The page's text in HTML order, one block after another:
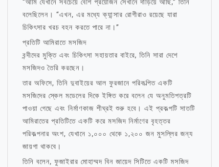
“আমি যেখানে সবচেয়ে বেশি প্রয়োজন সেখানে দাঁড়িয়ে আছি,” তিনি
বলেছিলেন। “এখন, এর মধ্যে ক্যান্সার রোগীরাও রয়েছে যারা
চিকিৎসার খরচ বহন করতে পারে না।”
প্রতিটি আমিরাতে মসজিদ
বন্দীদের মুক্তি এবং চিকিৎসা সহায়তার বাইরে, তিনি সারা দেশে
মসজিদও তৈরি করছেন।
তার অফিসে, তিনি দুবাইয়ের আল ফুরজানে পরিকল্পিত একটি
মসজিদের স্কেল মডেলের দিকে ইঙ্গিত করে বলেন যে অনুমতিপত্রটি
পাওয়া গেছে এবং নির্মাণকাজ শীঘ্রই শুরু হবে। এই প্রকল্পটি সাতটি
আমিরাতের প্রতিটিতে একটি করে মসজিদ নির্মাণের বৃহত্তর
পরিকল্পনার অংশ, যেখানে ১,০০০ থেকে ১,২০০ জন মুসল্লির জন্য
জায়গা থাকবে।
তিনি বলেন, ফুজাইরার মোহাম্মদ বিন জায়েদ সিটিতে একটি মসজিদ